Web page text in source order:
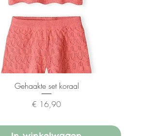
Gehaakte set koraal
Prijs
€ 16,90